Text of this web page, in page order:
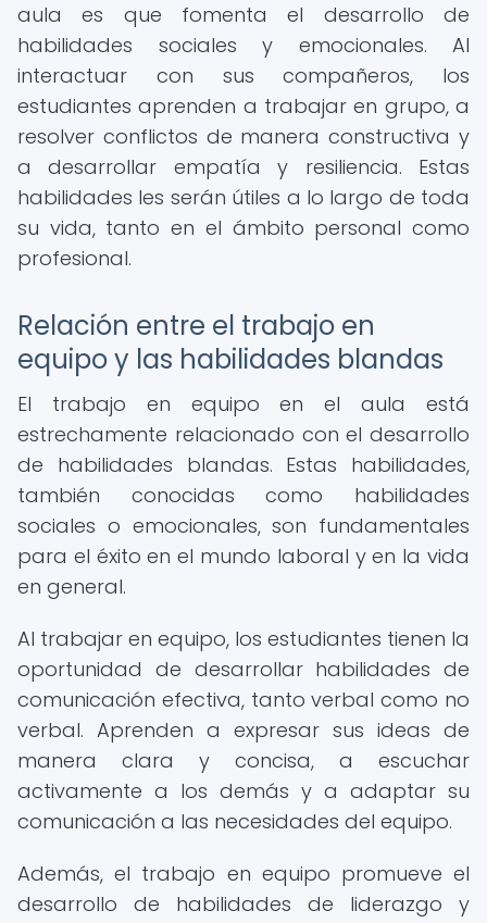
aula es que fomenta el desarrollo de
habilidades sociales y emocionales. Al
interactuar con sus compañeros, los
estudiantes aprenden a trabajar en grupo, a
resolver conflictos de manera constructiva y
a desarrollar empatía y resiliencia. Estas
habilidades les serán útiles a lo largo de toda
su vida, tanto en el ámbito personal como
profesional.
Relación entre el trabajo en
equipo y las habilidades blandas
El trabajo en equipo en el aula está
estrechamente relacionado con el desarrollo
de habilidades blandas. Estas habilidades,
también conocidas como habilidades
sociales o emocionales, son fundamentales
para el éxito en el mundo laboral y en la vida
en general.
Al trabajar en equipo, los estudiantes tienen la
oportunidad de desarrollar habilidades de
comunicación efectiva, tanto verbal como no
verbal. Aprenden a expresar sus ideas de
manera clara y concisa, a escuchar
activamente a los demás y a adaptar su
comunicación a las necesidades del equipo.
Además, el trabajo en equipo promueve el
desarrollo de habilidades de liderazgo y